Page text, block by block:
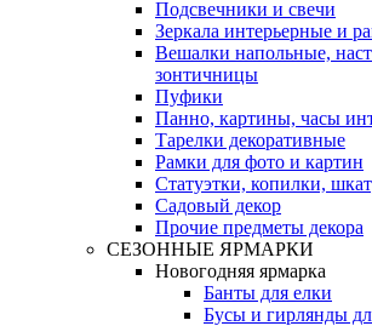
Подсвечники и свечи
Зеркала интерьерные и
Вешалки напольные,
зонтичницы
Пуфики
Панно, картины, часы
Тарелки декоративные
Рамки для фото и картин
Статуэтки, копилки,
Садовый декор
Прочие предметы декора
СЕЗОННЫЕ ЯРМАРКИ
Новогодняя ярмарка
Банты для елки
Бусы и гирлянды